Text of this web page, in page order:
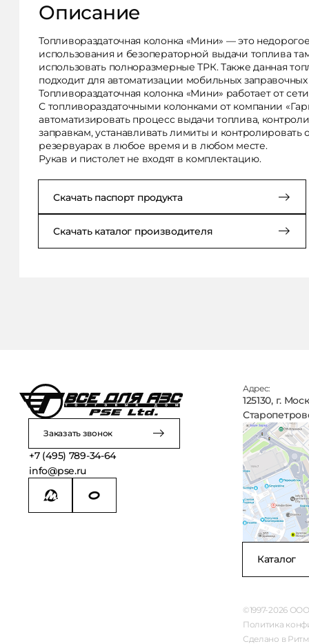
Описание
Топливораздаточная колонка «Мини» — это
использования и безоператорной выдачи топлива
использовать полноразмерные ТРК. Также данная
подходит для автоматизации мобильных
Топливораздаточная колонка «Мини» работает от
С топливораздаточными колонками от компании
автоматизировать процесс выдачи топлива,
заправкам, устанавливать лимиты и контролировать
резервуарах в любое время и в любом месте.
Рукав и пистолет не входят в комплектацию.
Скачать паспорт продукта
Скачать каталог производителя
Заказать звонок
+7 (495) 789-34-64
info@pse.ru
Адрес:
125130, г.
Каталог
©1997-2026
Политика
Сделано в